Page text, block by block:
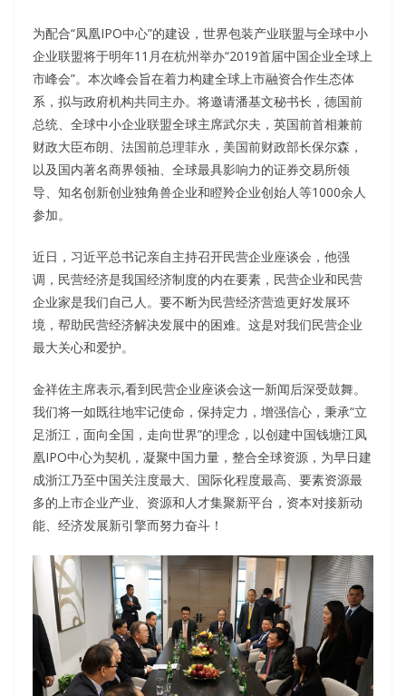
为配合“凤凰IPO中心”的建设，世界包装产业联盟与全球中小
企业联盟将于明年11月在杭州举办“2019首届中国企业全球上
市峰会”。本次峰会旨在着力构建全球上市融资合作生态体
系，拟与政府机构共同主办。将邀请潘基文秘书长，德国前
总统、全球中小企业联盟全球主席武尔夫，英国前首相兼前
财政大臣布朗、法国前总理菲永，美国前财政部长保尔森，
以及国内著名商界领袖、全球最具影响力的证券交易所领
导、知名创新创业独角兽企业和瞪羚企业创始人等1000余人
参加。
近日，习近平总书记亲自主持召开民营企业座谈会，他强
调，民营经济是我国经济制度的内在要素，民营企业和民营
企业家是我们自己人。要不断为民营经济营造更好发展环
境，帮助民营经济解决发展中的困难。这是对我们民营企业
最大关心和爱护。
金祥佐主席表示,看到民营企业座谈会这一新闻后深受鼓舞。
我们将一如既往地牢记使命，保持定力，增强信心，秉承“立
足浙江，面向全国，走向世界”的理念，以创建中国钱塘江凤
凰IPO中心为契机，凝聚中国力量，整合全球资源，为早日建
成浙江乃至中国关注度最大、国际化程度最高、要素资源最
多的上市企业产业、资源和人才集聚新平台，资本对接新动
能、经济发展新引擎而努力奋斗！